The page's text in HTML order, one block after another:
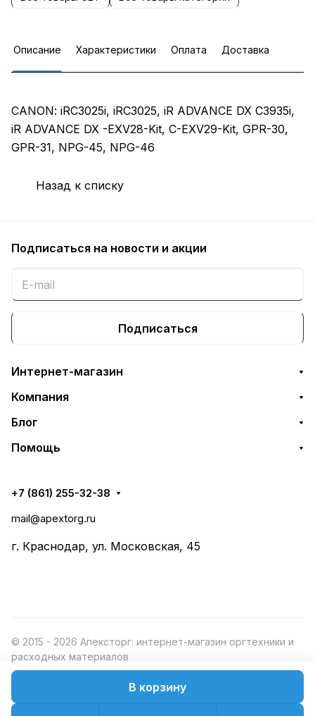
В корзину
Описание Характеристики Оплата Доставка
CANON: iRC3025i, iRC3025, iR ADVANCE DX C3935i,
iR ADVANCE DX -EXV28-Kit, C-EXV29-Kit, GPR-30,
GPR-31, NPG-45, NPG-46
Назад к списку
Подписаться на новости и акции
Подписаться
Интернет-магазин
Компания
Блог
Помощь
+7 (861) 255-32-38
mail@apextorg.ru
г. Краснодар, ул. Московская, 45
© 2015 - 2026 Апексторг: интернет-магазин оргтехники и
расходных материалов
Конфиденциальность